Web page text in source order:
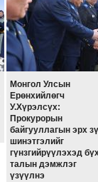
Монгол Улсын
Ерөнхийлөгч
У.Хүрэлсүх:
Прокурорын
байгууллагын эрх
шинэтгэлийг
гүнзгийрүүлэхэд
талын дэмжлэг
үзүүлнэ